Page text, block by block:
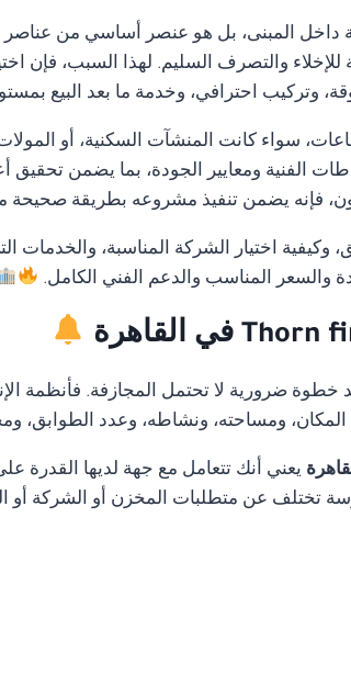
داخل المبنى، بل هو عنصر أساسي من عناصر
والتصرف السليم. لهذا السبب، فإن
وتركيب احترافي، وخدمة ما بعد البيع
سواء كانت المنشآت السكنية، أو المولات
الفنية ومعايير الجودة، بما يضمن
فإنه يضمن تنفيذ مشروعه بطريقة صحيحة
اختيار الشركة المناسبة، والخدمات
والسعر المناسب والدعم الفني الكامل.
خطوة ضرورية لا تحتمل المجازفة. فأنظمة
ومساحته، ونشاطه، وعدد الطوابق،
يعني أنك تتعامل مع جهة لديها
تختلف عن متطلبات المخزن أو الشركة أو